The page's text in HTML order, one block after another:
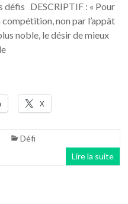
DESCRIPTIF : « Pour
non par l’appât
noble, le désir de mieux
X
Défi
Lire la suite